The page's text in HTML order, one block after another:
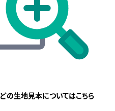
の生地見本についてはこちら